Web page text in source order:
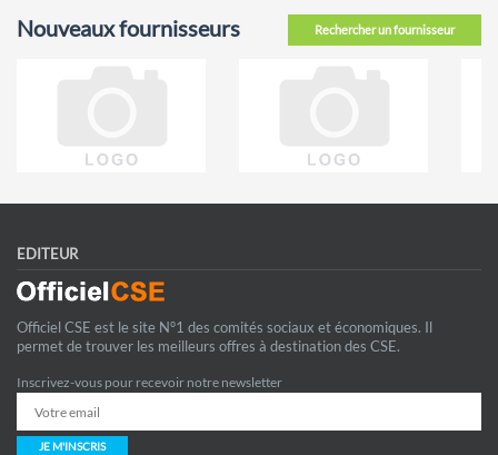
Rechercher un fournisseur
Nouveaux fournisseurs
EDITEUR
Officiel CSE est le site N°1 des comités sociaux et économiques. Il
permet de trouver les meilleurs offres à destination des CSE.
Inscrivez-vous pour recevoir notre newsletter
JE M'INSCRIS